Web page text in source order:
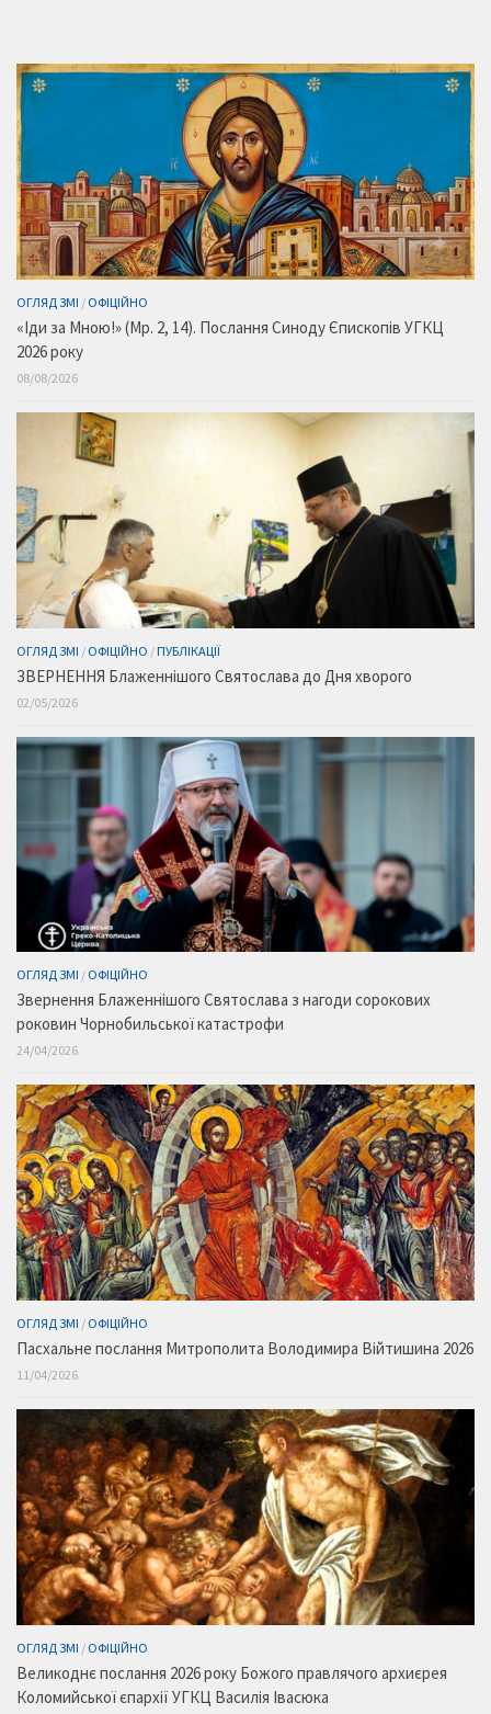
ОГЛЯД ЗМІ / ОФІЦІЙНО
«Іди за Мною!» (Мр. 2, 14). Послання Синоду Єпископів УГКЦ
2026 року
08/08/2026
ОГЛЯД ЗМІ / ОФІЦІЙНО /ПУБЛІКАЦІЇ
ЗВЕРНЕННЯ Блаженнішого Святослава до Дня хворого
02/05/2026
ОГЛЯД ЗМІ / ОФІЦІЙНО
Звернення Блаженнішого Святослава з нагоди сорокових
роковин Чорнобильської катастрофи
24/04/2026
ОГЛЯД ЗМІ / ОФІЦІЙНО
Пасхальне послання Митрополита Володимира Війтишина 2026
11/04/2026
ОГЛЯД ЗМІ / ОФІЦІЙНО
Великоднє послання 2026 року Божого правлячого архиєрея
Коломийської єпархії УГКЦ Василія Івасюка